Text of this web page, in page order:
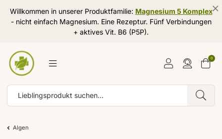
Willkommen in unserer Produktfamilie: Magnesium 5 Komplex
- nicht einfach Magnesium. Eine Rezeptur. Fünf Verbindungen
+ aktives Vit. B6 (P5P).
0
Algen